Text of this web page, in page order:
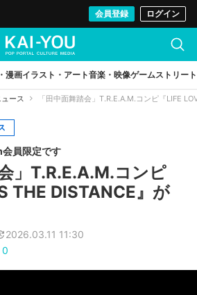
会員登録 ログイン
漫画イラスト・アート音楽・映像ゲームストリート
ュース 「田中面舞踏会」T.R.E.A.M.コンピ『LIFE
員限定です
」T.R.E.A.M.コンピ
THE DISTANCE』が
2026.03.11 11:30
0